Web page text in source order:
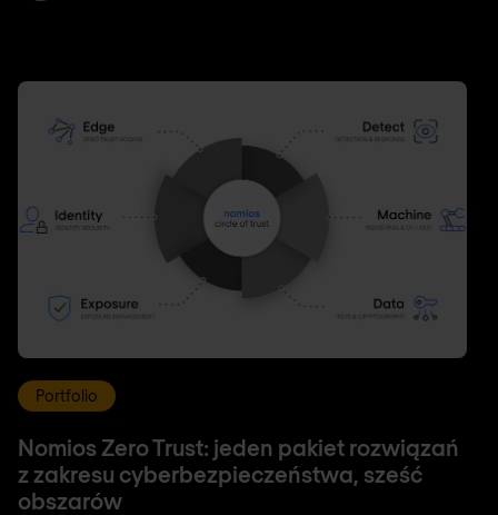
Portfolio
Nomios Zero Trust: jeden pakiet rozwiązań
z zakresu cyberbezpieczeństwa, sześć
obszarów